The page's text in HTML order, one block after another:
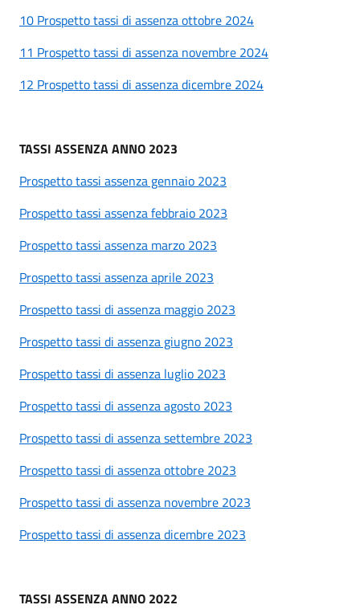
10 Prospetto tassi di assenza ottobre 2024
11 Prospetto tassi di assenza novembre 2024
12 Prospetto tassi di assenza dicembre 2024
TASSI ASSENZA ANNO 2023
Prospetto tassi assenza gennaio 2023
Prospetto tassi assenza febbraio 2023
Prospetto tassi assenza marzo 2023
Prospetto tassi assenza aprile 2023
Prospetto tassi di assenza maggio 2023
Prospetto tassi di assenza giugno 2023
Prospetto tassi di assenza luglio 2023
Prospetto tassi di assenza agosto 2023
Prospetto tassi di assenza settembre 2023
Prospetto tassi di assenza ottobre 2023
Prospetto tassi di assenza novembre 2023
Prospetto tassi di assenza dicembre 2023
TASSI ASSENZA ANNO 2022